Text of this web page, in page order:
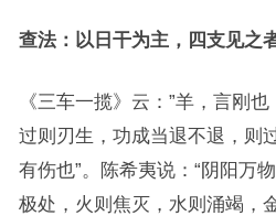
查法：以日干为主，四支见之
《三车一揽》云：”羊，言刚
过则刃生，功成当退不退，则
有伤也”。陈希夷说：“阴阳万
极处，火则焦灭，水则涌竭，